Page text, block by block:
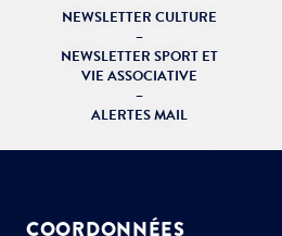
NEWSLETTER CULTURE
–
NEWSLETTER SPORT ET
VIE ASSOCIATIVE
–
ALERTES MAIL
COORDONNÉES